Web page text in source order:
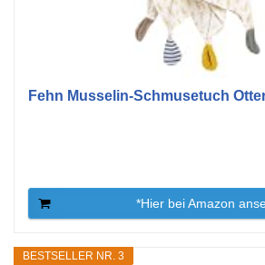
Fehn Musselin-Schmusetuch
*Hier bei Amazon
BESTSELLER NR. 3